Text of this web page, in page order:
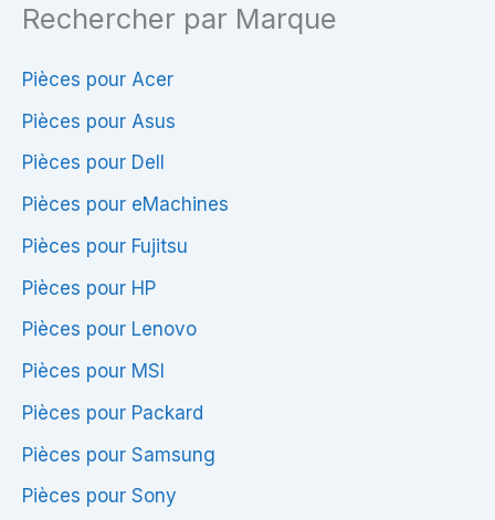
Rechercher par Marque
Pièces pour Acer
Pièces pour Asus
Pièces pour Dell
Pièces pour eMachines
Pièces pour Fujitsu
Pièces pour HP
Pièces pour Lenovo
Pièces pour MSI
Pièces pour Packard
Pièces pour Samsung
Pièces pour Sony